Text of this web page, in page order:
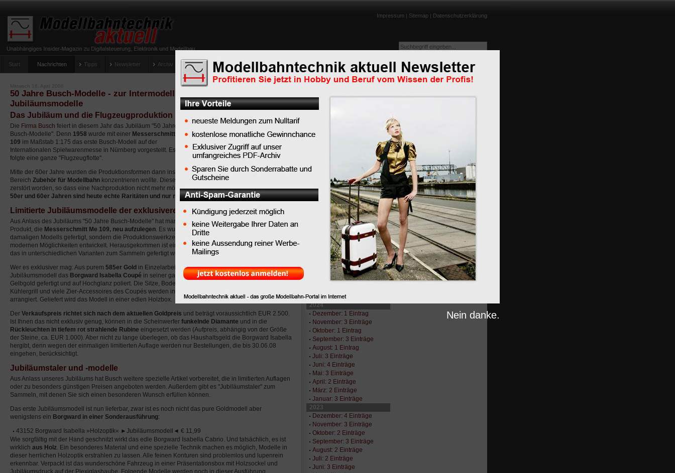
Impressum | Sitemap | Datenschutzerklärung
Start Nachrichten Tipps Newsletter Archiv Magazin Anlagenportraits Lexikon Tests Links Downloads Humor
verpassen Sie keine Nachricht mehr!
Anleitung für den Internet Explorer 7
Anleitung für Firefox 2.0
Juni: 2 Einträge
April: 4 Einträge
März: 4 Einträge
Januar: 3 Einträge
Dezember: 2 Einträge
November: 1 Eintrag
Oktober: 2 Einträge
September: 3 Einträge
August: 4 Einträge
Juni: 3 Einträge
Mai: 2 Einträge
April: 3 Einträge
Januar: 2 Einträge
2024
Dezember: 1 Eintrag
November: 3 Einträge
Oktober: 1 Eintrag
September: 3 Einträge
August: 1 Eintrag
Juli: 3 Einträge
Juni: 4 Einträge
Mai: 3 Einträge
April: 2 Einträge
März: 2 Einträge
Januar: 3 Einträge
2023
Dezember: 4 Einträge
November: 3 Einträge
Oktober: 2 Einträge
September: 3 Einträge
August: 2 Einträge
Juli: 2 Einträge
Juni: 3 Einträge
Mittwoch 16. April 2008
50 Jahre Busch-Modelle - zur Intermodellbau gibt es die ersten
Jubiläumsmodelle
Das Jubiläum und die Flugzeugproduktion
Die Firma Busch feiert in diesem Jahr das Jubiläum "50 Jahre
Busch-Modelle". Denn 1958 wurde mit einer Messerschmitt Me
109 im Maßstab 1:175 das erste Busch-Modell auf der
Internationalen Spielwarenmesse in Nürnberg vorgestellt. Es
folgte eine ganze "Flugzeugflotte".
Mitte der 60er Jahre wurden die Produktionsformen dann ins Ausland verkauft, da man sich auf den
Bereich Zubehör für Modellbahn konzentrieren wollte. Diese Formen sind später bei einem Großbrand
zerstört worden, so dass eine Nachproduktion nicht mehr möglich ist.Busch-Flugzeugmodelle aus den
50er und 60er Jahren sind heute echte Raritäten und nur noch ganz schwer zu finden.
Limitierte Jubiläumsmodelle der exklusiveren Art
Aus Anlass des Jubiläums "50 Jahre Busch-Modelle" hat man sich entschlossen, das erste Busch-
Produkt, die Messerschmitt Me 109, neu aufzulegen. Es wurde allerdings kein "Replikat" des
damaligen Modells gefertigt, sondern die Produktionswerkzeuge komplett neu mit den heutigen,
modernen Möglichkeiten entwickelt. Herausgekommen ist ein
detailliertes Modell im Maßstab 1:87,
das in unterschiedlichen Varianten zum Sammeln gefertigt werden wird.
Wer es exklusiver mag: Aus purem 585er Gold in Einzelarbeit hergestellt strahlt als weiteres
Jubiläumsmodell das Borgward Isabella Coupé in seiner ganzen Pracht. Die Karosserie wird aus
Gelbgold gefertigt und auf Hochglanz poliert. Die Sitze, Bodenplatte, Stoßstangen, Scheinwerfer,
Kühlergrill und viele Zier-Accessoires des Coupés werden in Weißgold als auffällige Kontrastpunkte
arrangiert. Geliefert wird das Modell in einer edlen Holzbox.
Der Verkaufspreis richtet sich nach dem aktuellen Goldpreis und beträgt voraussichtlich EUR 2.500.
Ist Ihnen das nicht exklusiv genug, können in die Scheinwerfer funkelnde Diamante und in die
Rückleuchten in tiefem rot strahlende Rubine eingesetzt werden (Aufpreis, abhängig von der Größe
der Steine, ca. EUR 1.000). Aber nicht zu lange überlegen, ob das Haushaltsgeld die Borgward Isabella
hergibt, denn wegen der einmaligen limitierten Auflage werden nur Bestellungen, die bis 30.06.08
eingehen, berücksichtigt.
Jubiläumstaler und -modelle
Aus Anlass unseres Jubiläums hat Busch weitere spezielle Artikel vorbereitet, die in limitierten Auflagen
oder zu besonders günstigen Preisen angeboten werden. Außerdem gibt es "Jubiläumstaler" zum
Sammeln, mit denen Sie sich einen besonderen Wunsch erfüllen können.
Das erste Jubiläumsmodell ist nun lieferbar, zwar ist es noch nicht das pure Goldmodell aber
wenigstens ein Borgward in einer Sonderausführung:
43152 Borgward Isabella »Holzoptik« ►Jubiläumsmodell◄ € 11,99
Wie sorgfältig mit der Hand geschnitzt wirkt das edle Borgward Isabella Cabrio. Und tatsächlich, es ist
wirklich aus Holz . Ein besonderes Material und eine spezielle Technik machen es möglich, Modelle in
dieser herrlichen Holzoptik erstrahlen zu lassen. Alle feinen Konturen sind problemlos und lupenrein
erkennbar. Verpackt ist das wunderschöne Fahrzeug in einer Präsentationsbox mit Holzsockel und
Jubiläumsdruck auf der Plexiglashaube. Folgende Modelle werden noch in dieser Ausführung
Nein danke.